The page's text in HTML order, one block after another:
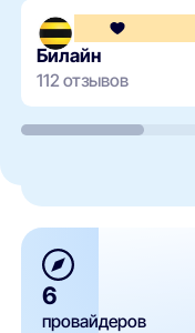
Билайн
112 отзывов
6
провайдеров